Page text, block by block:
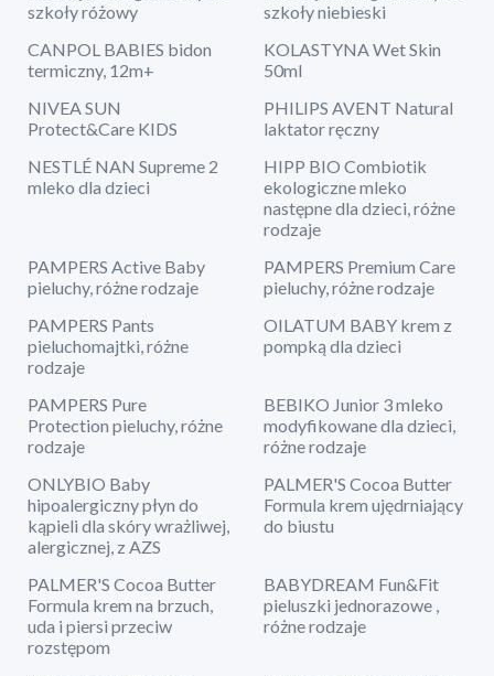
szkoły różowy
szkoły niebieski
CANPOL BABIES bidon
termiczny, 12m+
KOLASTYNA Wet Skin
50ml
NIVEA SUN
Protect&Care KIDS
PHILIPS AVENT Natural
laktator ręczny
NESTLÉ NAN Supreme 2
mleko dla dzieci
HIPP BIO Combiotik
ekologiczne mleko
następne dla dzieci, różne
rodzaje
PAMPERS Active Baby
pieluchy, różne rodzaje
PAMPERS Premium Care
pieluchy, różne rodzaje
PAMPERS Pants
pieluchomajtki, różne
rodzaje
OILATUM BABY krem z
pompką dla dzieci
PAMPERS Pure
Protection pieluchy, różne
rodzaje
BEBIKO Junior 3 mleko
modyfikowane dla dzieci,
różne rodzaje
ONLYBIO Baby
hipoalergiczny płyn do
kąpieli dla skóry wrażliwej,
alergicznej, z AZS
PALMER'S Cocoa Butter
Formula krem ujędrniający
do biustu
PALMER'S Cocoa Butter
Formula krem na brzuch,
uda i piersi przeciw
rozstępom
BABYDREAM Fun&Fit
pieluszki jednorazowe ,
różne rodzaje